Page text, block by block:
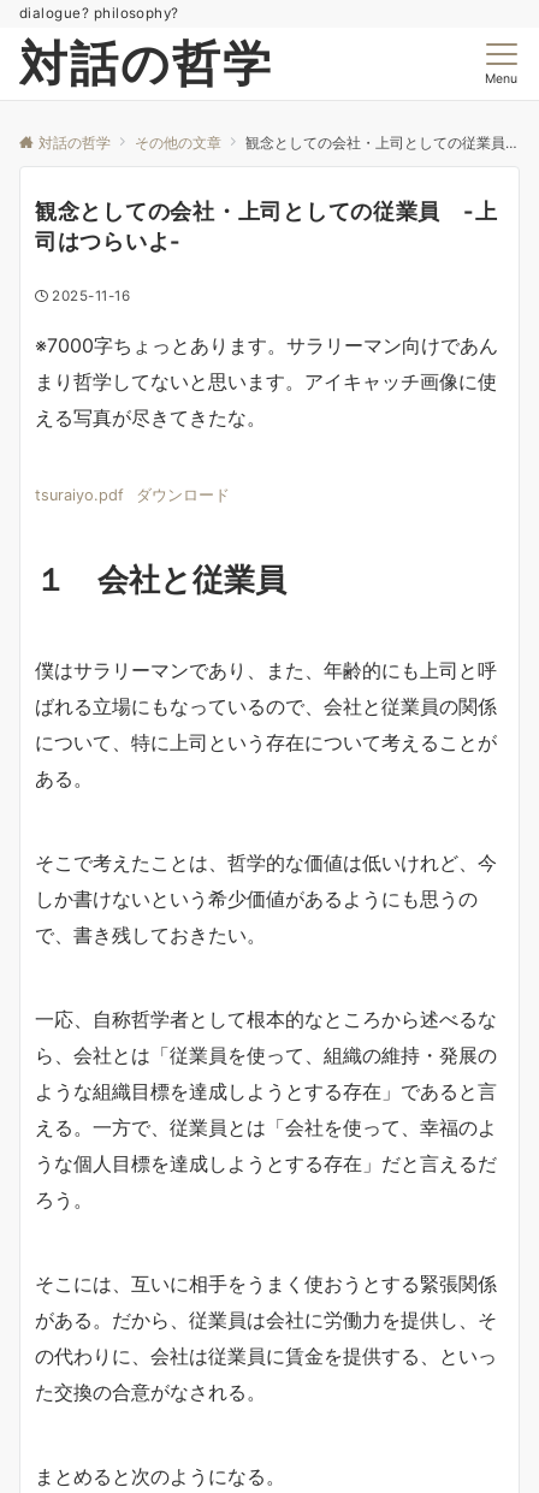
dialogue? philosophy?
対話の哲学 Menu
対話の哲学 その他の文章 観念としての会社・上司としての従業員 -上司はつらいよ-
観念としての会社・上司としての従業員 -上
司はつらいよ-
2025-11-16
※7000字ちょっとあります。サラリーマン向けであん
まり哲学してないと思います。アイキャッチ画像に使
える写真が尽きてきたな。
tsuraiyo.pdf ダウンロード
１ 会社と従業員
僕はサラリーマンであり、また、年齢的にも上司と呼
ばれる立場にもなっているので、会社と従業員の関係
について、特に上司という存在について考えることが
ある。
そこで考えたことは、哲学的な価値は低いけれど、今
しか書けないという希少価値があるようにも思うの
で、書き残しておきたい。
一応、自称哲学者として根本的なところから述べるな
ら、会社とは「従業員を使って、組織の維持・発展の
ような組織目標を達成しようとする存在」であると言
える。一方で、従業員とは「会社を使って、幸福のよ
うな個人目標を達成しようとする存在」だと言えるだ
ろう。
そこには、互いに相手をうまく使おうとする緊張関係
がある。だから、従業員は会社に労働力を提供し、そ
の代わりに、会社は従業員に賃金を提供する、といっ
た交換の合意がなされる。
まとめると次のようになる。